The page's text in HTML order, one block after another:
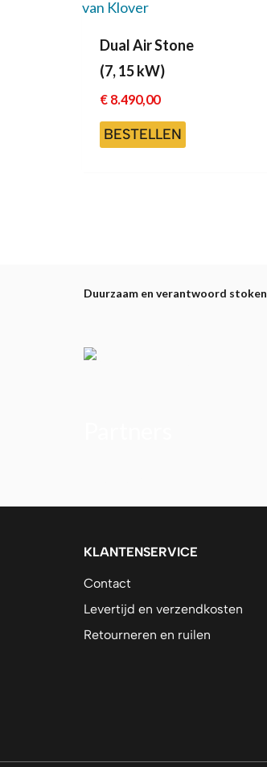
Dual Air Stone
(7, 15 kW)
€8.490,00
BESTELLEN
Duurzaam en verantwoord stoken
KLANTENSERVICE
Contact
Levertijd en verzendkosten
Retourneren en ruilen